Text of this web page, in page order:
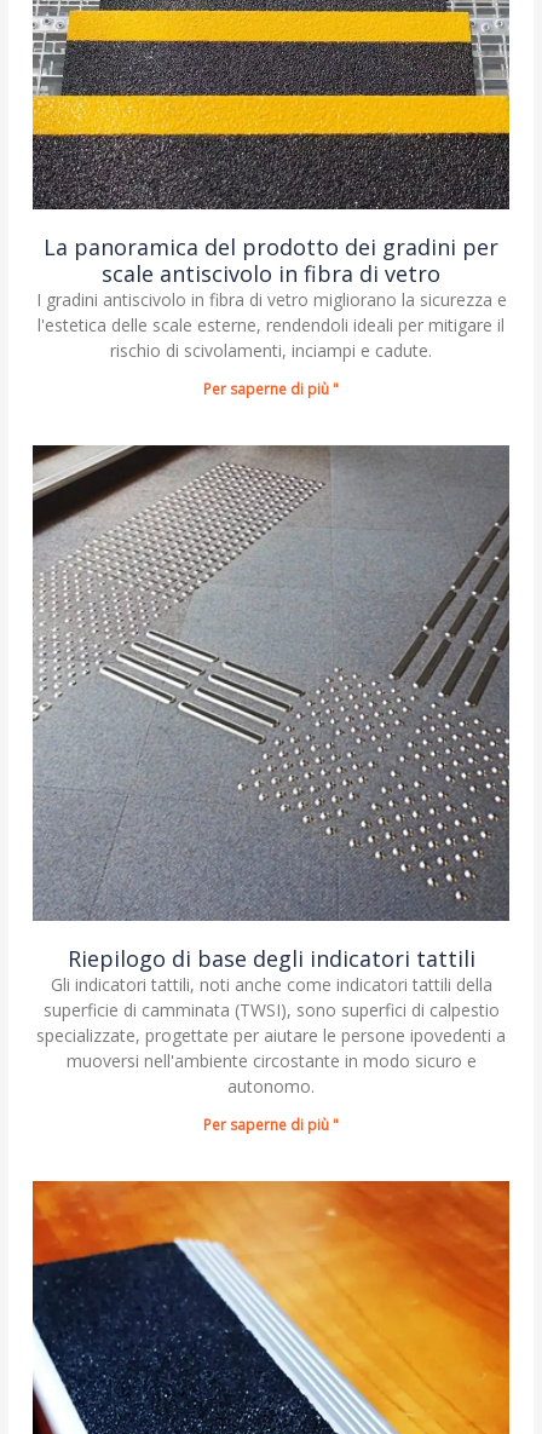
La panoramica del prodotto dei gradini per
scale antiscivolo in fibra di vetro
I gradini antiscivolo in fibra di vetro migliorano la sicurezza e
l'estetica delle scale esterne, rendendoli ideali per mitigare il
rischio di scivolamenti, inciampi e cadute.
Per saperne di più "
Riepilogo di base degli indicatori tattili
Gli indicatori tattili, noti anche come indicatori tattili della
superficie di camminata (TWSI), sono superfici di calpestio
specializzate, progettate per aiutare le persone ipovedenti a
muoversi nell'ambiente circostante in modo sicuro e
autonomo.
Per saperne di più "